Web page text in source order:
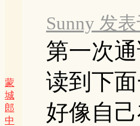
蒙
城
郎
中
Sunny 发
第一次
读到下
好像自